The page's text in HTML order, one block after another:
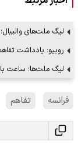
لیگ ملت‌های
روبیو: یادداشت تفاهم با ایران
لیگ ملت‌ها؛ ساعت
فرانسه تفاهم